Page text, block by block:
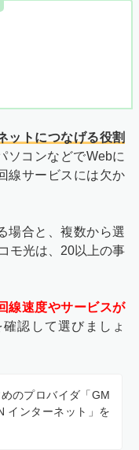
ットにつなげる役割
ソコンなどでWebに
線サービスには欠か
場合と、複数から選
モ光は、20以上の事
線速度やサービスが
認して選びましょ
のプロバイダ「GM
インターネット」を